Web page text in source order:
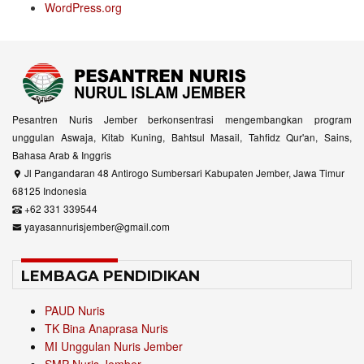
WordPress.org
Pesantren Nuris Jember berkonsentrasi mengembangkan program
unggulan Aswaja, Kitab Kuning, Bahtsul Masail, Tahfidz Qur'an, Sains,
Bahasa Arab & Inggris
Jl Pangandaran 48 Antirogo Sumbersari Kabupaten Jember, Jawa Timur
68125 Indonesia
+62 331 339544
yayasannurisjember@gmail.com
LEMBAGA PENDIDIKAN
PAUD Nuris
TK Bina Anaprasa Nuris
MI Unggulan Nuris Jember